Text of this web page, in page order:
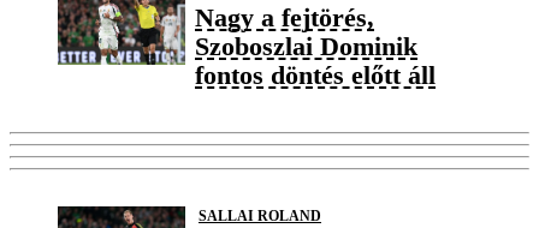
Nagy a fejtörés,
Szoboszlai Dominik
fontos döntés előtt áll
SALLAI ROLAND